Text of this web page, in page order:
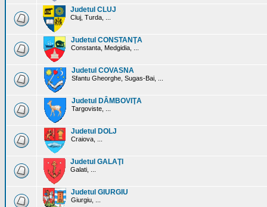
Judetul CLUJ
Cluj, Turda, ...
Judetul CONSTANŢA
Constanta, Medgidia, ...
Judetul COVASNA
Sfantu Gheorghe, Sugas-Bai, ...
Judetul DÂMBOVIŢA
Targoviste, ...
Judetul DOLJ
Craiova, ...
Judetul GALAŢI
Galati, ...
Judetul GIURGIU
Giurgiu, ...